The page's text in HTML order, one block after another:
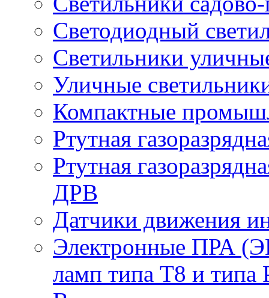
Светодиодный
Светильники
Уличные
Компактные
Ртутная
Ртутная
ДРВ
Датчики движения
Электронные ПРА
ламп типа Т8 и типа